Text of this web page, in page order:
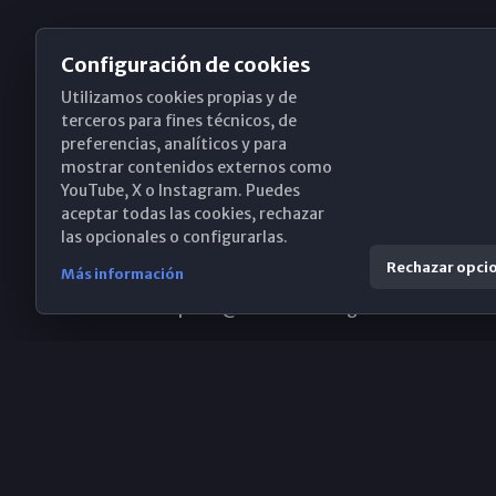
Obispado de Málaga
Santa María, 18-20. 29015 Málaga
(+34) 952 224 386
Configuración de cookies
Utilizamos cookies propias y de
terceros para fines técnicos, de
preferencias, analíticos y para
mostrar contenidos externos como
YouTube, X o Instagram. Puedes
aceptar todas las cookies, rechazar
las opcionales o configurarlas.
Más información Rechazar